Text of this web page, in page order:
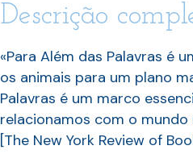
Descrição
«Para Além das Palavras é
os animais para um plano
Palavras é um marco
relacionamos com o mundo
[The New York Review of